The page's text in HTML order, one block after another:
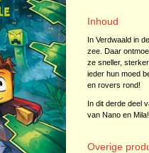
Inhoud
In Verdwaald in
zee. Daar
ze sneller,
ieder hun moed
en rovers rond!
In dit derde deel
van Nano en Mila!
Overige